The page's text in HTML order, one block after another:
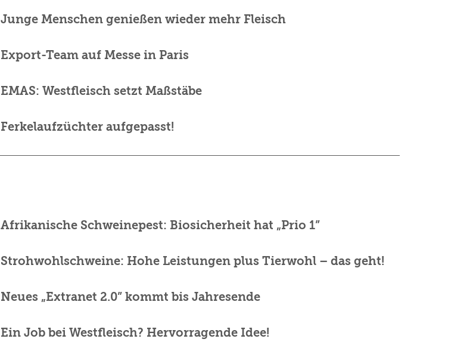
Junge Menschen genießen wieder mehr Fleisch
Export-Team auf Messe in Paris
EMAS: Westfleisch setzt Maßstäbe
Ferkelaufzüchter aufgepasst!
Afrikanische Schweinepest: Biosicherheit hat „Prio 1”
Strohwohlschweine: Hohe Leistungen plus Tierwohl – das geht!
Neues „Extranet 2.0” kommt bis Jahresende
Ein Job bei Westfleisch? Hervorragende Idee!